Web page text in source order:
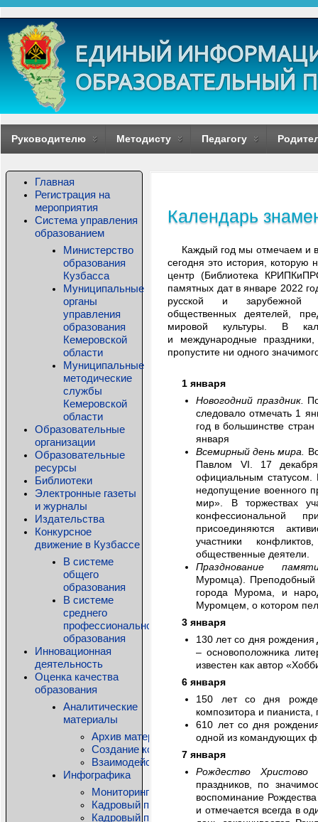
Руководителю Методисту Педагогу
Главная
Регистрация на
мероприятия
Система управления
образованием
Министерство
образования
Кузбасса
Муниципальные
органы
управления
образования
Кемеровской
области
Муниципальные
методические
службы
Кемеровской
области
Образовательные
организации
Образовательные
ресурсы
Библиотеки
Электронные газеты
и журналы
Издательства
Конкурсное
движение в Кузбассе
В системе
общего
образования
В системе
среднего
профессионального
образования
Инновационная
деятельность
Оценка качества
образования
Аналитические
материалы
Архив материалов
Создание комфортной образовательной
Взаимодействие детского сада и семьи:
Инфографика
Мониторинг состояния общего образования
Кадровый потенциал системы дошкольного
Кадровый потенциал системы
Календарь
Каждый год мы отмечаем и
сегодня это история,
центр (Библиотека
памятных дат в январе 2022
русской и зарубежной
общественных деятелей,
мировой культуры. В
и международные
пропустите ни одного
1 января
Новогодний праздник.
следовало отмечать 1
год в большинстве
января
Всемирный день мира.
Павлом VI. 17
официальным статусом.
недопущение военного
мир». В торжествах
конфессиональной
присоединяются
участники
общественные деятели.
Празднование
Муромца).
города Мурома, и
Муромцем, о котором
3 января
130 лет со дня рождения
– основоположника
известен как автор
6 января
150 лет со дня
композитора и пианиста,
610 лет со дня
одной из командующих
7 января
Рождество Христово
праздников, по
воспоминание
и отмечается всегда в